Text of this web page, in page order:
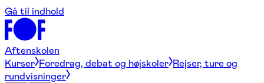
Gå til indhold
Aftenskolen
Kurser Foredrag, debat og højskoler Rejser, ture og
rundvisninger